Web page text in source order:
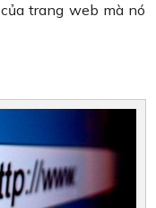
trang web mà nó